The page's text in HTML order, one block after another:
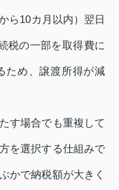
ら10カ月以内）翌日
税の一部を取得費に
ため、譲渡所得が減
す場合でも重複して
を選択する仕組みで
かで納税額が大きく